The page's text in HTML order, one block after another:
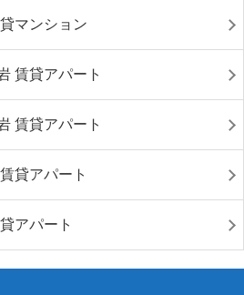
マンション
賃貸アパート
賃貸アパート
貸アパート
アパート